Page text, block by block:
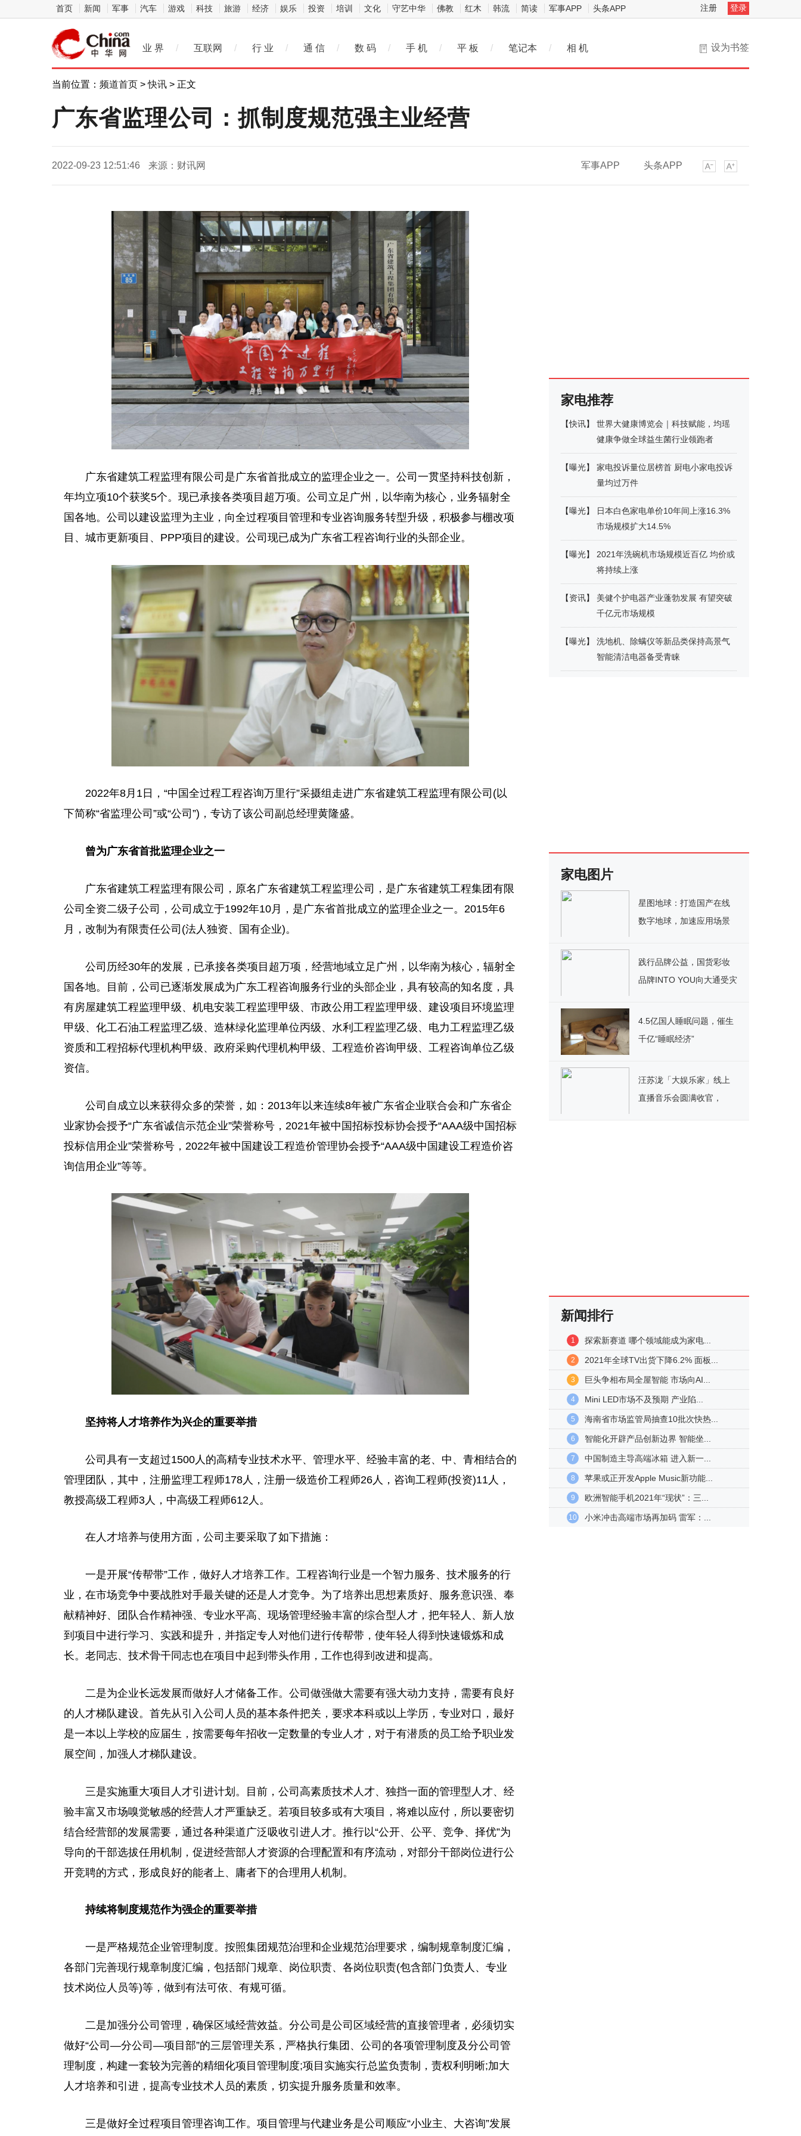
首页 新闻 军事 汽车 游戏 科技 旅游 经济 娱乐 投资 培训 文化 守艺中华 佛教 红木 韩流 简读 军事APP 头条APP 注册 登录
设为书签
业 界 / 互联网 / 行 业 / 通 信 / 数 码 / 手 机 / 平 板 / 笔记本 / 相 机
当前位置： 频道首页 >快讯 > 正文
广东省监理公司：抓制度规范强主业经营
2022-09-23 12:51:46 来源：财讯网 军事APP 头条APP
广东省建筑工程监理有限公司是广东省首批成立的监理企业之一。公司一贯坚持科技创新，
年均立项10个获奖5个。现已承接各类项目超万项。公司立足广州，以华南为核心，业务辐射全
国各地。公司以建设监理为主业，向全过程项目管理和专业咨询服务转型升级，积极参与棚改项
目、城市更新项目、PPP项目的建设。公司现已成为广东省工程咨询行业的头部企业。
2022年8月1日，“中国全过程工程咨询万里行”采摄组走进广东省建筑工程监理有限公司(以
下简称“省监理公司”或“公司”)， 专访了该公司副 总经理黄隆盛。
曾为广东省首批监理企业之一
广东省建筑工程监理有限公司，原名广东省建筑工程监理公司，是广东省建筑工程集团有限
公司全资二级子公司，公司成立于1992年10月，是广东省首批成立的监理企业之一。2015年6
月，改制为有限责任公司(法人独资、国有企业)。
公司历经30年的发展，已承接各类项目超万项，经营地域立足广州，以华南为核心，辐射全
国各地。目前，公司已逐渐发展成为广东工程咨询服务行业的头部企业，具有较高的知名度，具
有房屋建筑工程监理甲级、机电安装工程监理甲级、市政公用工程监理甲级、建设项目环境监理
甲级、化工石油工程监理乙级、造林绿化监理单位丙级、水利工程监理乙级、电力工程监理乙级
资质和工程招标代理机构甲级、政府采购代理机构甲级、工程造价咨询甲级、工程咨询单位乙级
资信。
公司自成立以来获得众多的荣誉，如：2013年以来连续8年被广东省企业联合会和广东省企
业家协会授予“广东省诚信示范企业”荣誉称号，2021年被中国招标投标协会授予“AAA级中国招标
投标信用企业”荣誉称号，2022年被中国建设工程造价管理协会授予“AAA级中国建设工程造价咨
询信用企业”等等。
坚持将人才培养作为兴企的重要举措
公司具有一支超过1500人的高精专业技术水平、管理水平、经验丰富的老、中、青相结合的
管理团队，其中，注册监理工程师178人，注册一级造价工程师26人，咨询工程师(投资)11人，
教授高级工程师3人，中高级工程师612人。
在人才培养与使用方面，公司主要采取了如下措施：
一是开展“传帮带”工作，做好人才培养工作。工程咨询行业是一个智力服务、技术服务的行
业，在市场竞争中要战胜对手最关键的还是人才竞争。为了培养出思想素质好、服务意识强、奉
献精神好、团队合作精神强、专业水平高、现场管理经验丰富的综合型人才，把年轻人、新人放
到项目中进行学习 、实践和提升，并指定专人对他们进行传帮带，使年轻人得到快速锻炼和成
长。老同志、技术骨干同志也在项目中起到带头作用，工作也得到改进和提高。
二是为企业长远发展而做好人才储备工作。公司做强做大需要有强大动力支持，需要有良好
的人才梯队建设。首先从引入公司人员的基本条件把关，要求本科或以上学历，专业对口，最好
是一本以上学校的应届生，按需要每年招收一定数量的专业人才，对于有潜质的员工给予职业发
展空间，加强人才梯队建设。
三是实施重大项目人才引进计划。目前，公司高素质技术人才、独挡一面的管理型人才、经
验丰富又市场嗅觉敏感的经营人才严重缺乏。若项目较多或有大项目，将难以应付，所以要密切
结合经营部的发展需要，通过各种渠道广泛吸收引进人才。推行以“公开、公平、竞争、择优”为
导向的干部选拔任用机制，促进经营部人才资源的合理配置和有序流动，对部分干部岗位进行公
开竞聘的方式，形成良好的能者上、庸者下的合理用人机制。
持续将制度规范作为强企的重要举措
一是严格规范企业管理制度。按照集团规范治理和企业规范治理要求，编制规章制度汇编，
各部门完善现行规章制度汇编，包括部门规章、岗位职责、各岗位职责(包含部门负责人、专业
技术岗位人员等)等，做到有法可依、有规可循。
二是加强分公司管理，确保区域经营效益。分公司是公司区域经营的直接管理者，必须切实
做好“公司—分公司—项目部”的三层管理关系，严格执行集团、公司的各项管理制度及分公司管
理制度，构建一套较为完善的精细化项目管理制度;项目实施实行总监负责制，责权利明晰;加大
人才培养和引进，提高专业技术人员的素质，切实提升服务质量和效率。
三是做好全过程项目管理咨询工作。项目管理与代建业务是公司顺应“小业主、大咨询”发展
家电推荐
【快讯】
世界大健康博览会｜科技赋能，均瑶
健康争做全球益生菌行业领跑者
【曝光】
家电投诉量位居榜首 厨电小家电投诉
量均过万件
【曝光】
日本白色家电单价10年间上涨16.3%
市场规模扩大14.5%
【曝光】
2021年洗碗机市场规模近百亿 均价或
将持续上涨
【资讯】
美健个护电器产业蓬勃发展 有望突破
千亿元市场规模
【曝光】
洗地机、除螨仪等新品类保持高景气
智能清洁电器备受青睐
家电图片
星图地球：打造国产在线
数字地球，加速应用场景
践行品牌公益，国货彩妆
品牌INTO YOU向大通受灾
4.5亿国人睡眠问题，催生
千亿“睡眠经济”
汪苏泷「大娱乐家」线上
直播音乐会圆满收官，
新闻排行
1 探索新赛道 哪个领域能成为家电...
2 2021年全球TV出货下降6.2% 面板...
3 巨头争相布局全屋智能 市场向AI...
4 Mini LED市场不及预期 产业陷...
5 海南省市场监管局抽查10批次快热...
6 智能化开辟产品创新边界 智能坐...
7 中国制造主导高端冰箱 进入新一...
8 苹果或正开发Apple Music新功能...
9 欧洲智能手机2021年“现状”：三...
10 小米冲击高端市场再加码 雷军：...